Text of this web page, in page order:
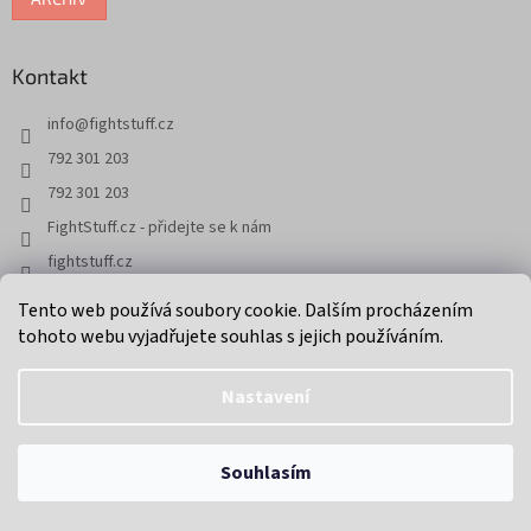
Tento web používá soubory cookie. Dalším procházením
tohoto webu vyjadřujete souhlas s jejich používáním.
Nastavení
Souhlasím
Objednávky uskutečněné na eshopu, budou odeslány
Kontakt
info@fightstuff.cz
792 301 203
792 301 203
FightStuff.cz - přidejte se k nám
fightstuff.cz
PORADNA
Jak správně vybrat vybavení